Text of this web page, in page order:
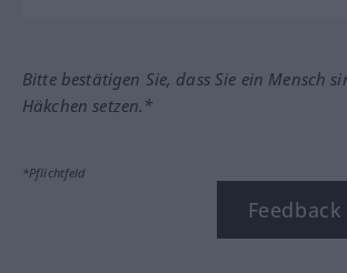
Bitte bestätigen Sie, dass Sie ein Mensch
Häkchen setzen.*
*Pflichtfeld